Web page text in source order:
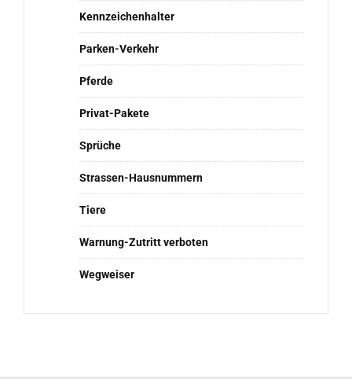
Kennzeichenhalter
Parken-Verkehr
Pferde
Privat-Pakete
Sprüche
Strassen-Hausnummern
Tiere
Warnung-Zutritt verboten
Wegweiser